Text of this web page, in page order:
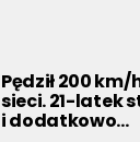
Pędził 200 km/
sieci. 21-latek
i dodatkowo…